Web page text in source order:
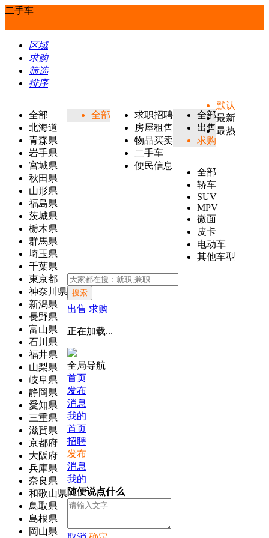
二手车
区域
求购
筛选
排序
全部
北海道
青森県
岩手県
宮城県
秋田県
山形県
福島県
茨城県
栃木県
群馬県
埼玉県
千葉県
東京都
神奈川県
新潟県
長野県
富山県
石川県
福井県
山梨県
岐阜県
静岡県
愛知県
三重県
滋賀県
京都府
大阪府
兵庫県
奈良県
和歌山県
鳥取県
島根県
岡山県
全部
求职招聘
房屋租售
物品买卖
二手车
便民信息
全部
出售
求购
全部
轿车
SUV
MPV
微面
皮卡
电动车
其他车型
默认
最新
最热
搜索
出售 求购
正在加载...
全局导航
首页
发布
消息
我的
首页
招聘
发布
消息
我的
随便说点什么